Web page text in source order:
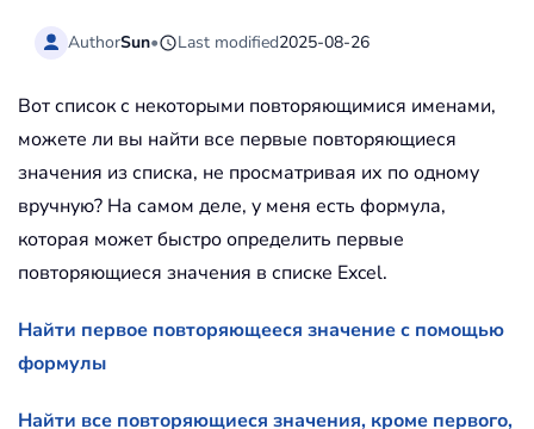
AuthorSun• Last modified2025-08-26
Вот список с некоторыми повторяющимися именами,
можете ли вы найти все первые повторяющиеся
значения из списка, не просматривая их по одному
вручную? На самом деле, у меня есть формула,
которая может быстро определить первые
повторяющиеся значения в списке Excel.
Найти первое повторяющееся значение с помощью
формулы
Найти все повторяющиеся значения, кроме первого,